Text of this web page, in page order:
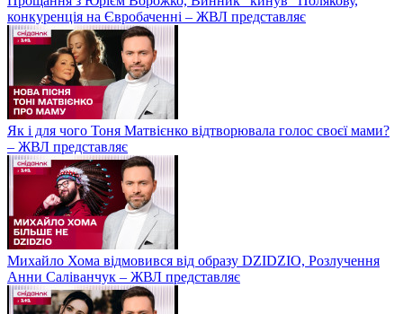
конкуренція на Євробаченні – ЖВЛ представляє
Як і для чого Тоня Матвієнко відтворювала голос своєї мами?
– ЖВЛ представляє
Михайло Хома відмовився від образу DZIDZIO, Розлучення
Анни Саліванчук – ЖВЛ представляє